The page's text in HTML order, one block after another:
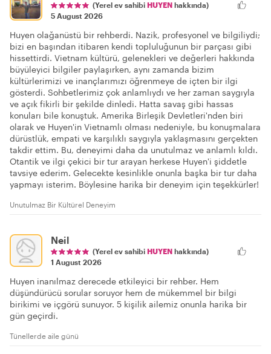
(Yerel ev sahibi HUYEN hakkında)
5 August 2026
Huyen olağanüstü bir rehberdi. Nazik, profesyonel ve bilgiliydi;
bizi en başından itibaren kendi topluluğunun bir parçası gibi
hissettirdi. Vietnam kültürü, gelenekleri ve değerleri hakkında
büyüleyici bilgiler paylaşırken, aynı zamanda bizim
kültürlerimizi ve inançlarımızı öğrenmeye de içten bir ilgi
gösterdi. Sohbetlerimiz çok anlamlıydı ve her zaman saygıyla
ve açık fikirli bir şekilde dinledi. Hatta savaş gibi hassas
konuları bile konuştuk. Amerika Birleşik Devletleri'nden biri
olarak ve Huyen'in Vietnamlı olması nedeniyle, bu konuşmalara
dürüstlük, empati ve karşılıklı saygıyla yaklaşmasını gerçekten
takdir ettim. Bu, deneyimi daha da unutulmaz ve anlamlı kıldı.
Otantik ve ilgi çekici bir tur arayan herkese Huyen'i şiddetle
tavsiye ederim. Gelecekte kesinlikle onunla başka bir tur daha
yapmayı isterim. Böylesine harika bir deneyim için teşekkürler!
Unutulmaz Bir Kültürel Deneyim
Neil
(Yerel ev sahibi HUYEN hakkında)
1 August 2026
Huyen inanılmaz derecede etkileyici bir rehber. Hem
düşündürücü sorular soruyor hem de mükemmel bir bilgi
birikimi ve içgörü sunuyor. 5 kişilik ailemiz onunla harika bir
gün geçirdi.
Tünellerde aile günü